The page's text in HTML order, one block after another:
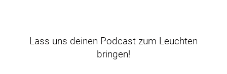
Lass uns deinen Podcast zum Leuchten
bringen!